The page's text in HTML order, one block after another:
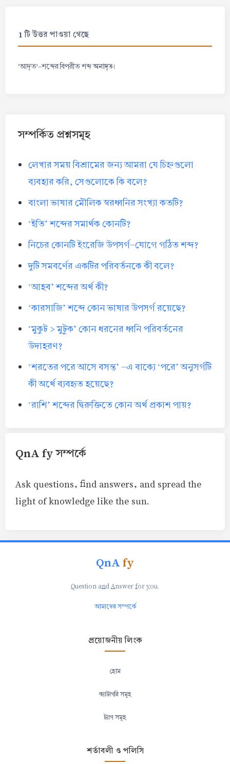
1 টি উত্তর পাওয়া গেছে
'আদৃত'-শব্দের বিপরীত শব্দঅনাদৃত।
সম্পর্কিত প্রশ্নসমূহ
লেখার সময় বিশ্রামের জন্য আমরা যে চিহ্নগুলো
ব্যবহার করি, সেগুলোকে কি বলে?
বাংলা ভাষার মৌলিক স্বরধ্বনির সংখ্যা কতটি?
‘ইতি’ শব্দের সমার্থক কোনটি?
নিচের কোনটি ইংরেজি উপসর্গ-যোগে গঠিত শব্দ?
দুটি সমবর্ণের একটির পরিবর্তনকে কী বলে?
‘আহব’ শব্দের অর্থ কী?
‘কারসাজি’ শব্দে কোন ভাষার উপসর্গ রয়েছে?
‘মুকুট > মুটুক’ কোন ধরনের ধ্বনি পরিবর্তনের
উদাহরণ?
‘শরতের পরে আসে বসন্ত’ -এ বাক্যে ‘পরে’ অনুসর্গটি
কী অর্থে ব্যবহৃত হয়েছে?
‘রাশি’ শব্দের দ্বিরুক্তিতে কোন অর্থ প্রকাশ পায়?
QnA fy সম্পর্কে
Ask questions, find answers, and spread the
light of knowledge like the sun.
QnAfy
Question andAnswer foryou.
আমাদের সম্পর্কে
প্রয়োজনীয় লিংক
হোম
ক্যাটাগরি সমূহ
ট্যাগ সমূহ
শর্তাবলী ও পলিসি